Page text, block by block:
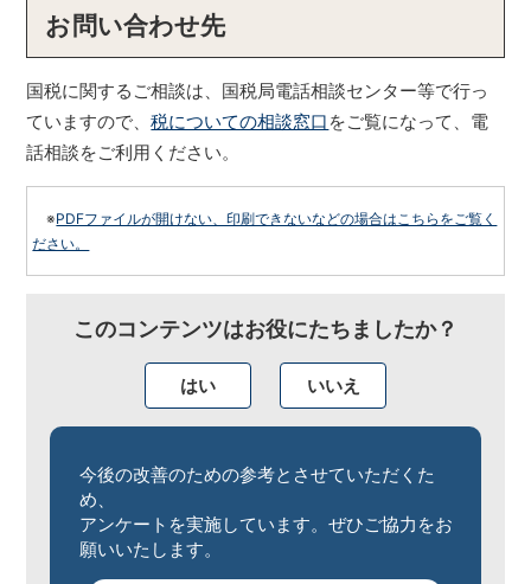
お問い合わせ先
国税に関するご相談は、国税局電話相談センター等で行っ
ていますので、税についての相談窓口 をご覧になって、電
話相談をご利用ください。
※PDFファイルが開けない、印刷できないなどの場合はこちらをご覧く
ださい。
このコンテンツはお役にたちましたか？
はい いいえ
今後の改善のための参考とさせていただくた
め、
アンケートを実施しています。ぜひご協力をお
願いいたします。